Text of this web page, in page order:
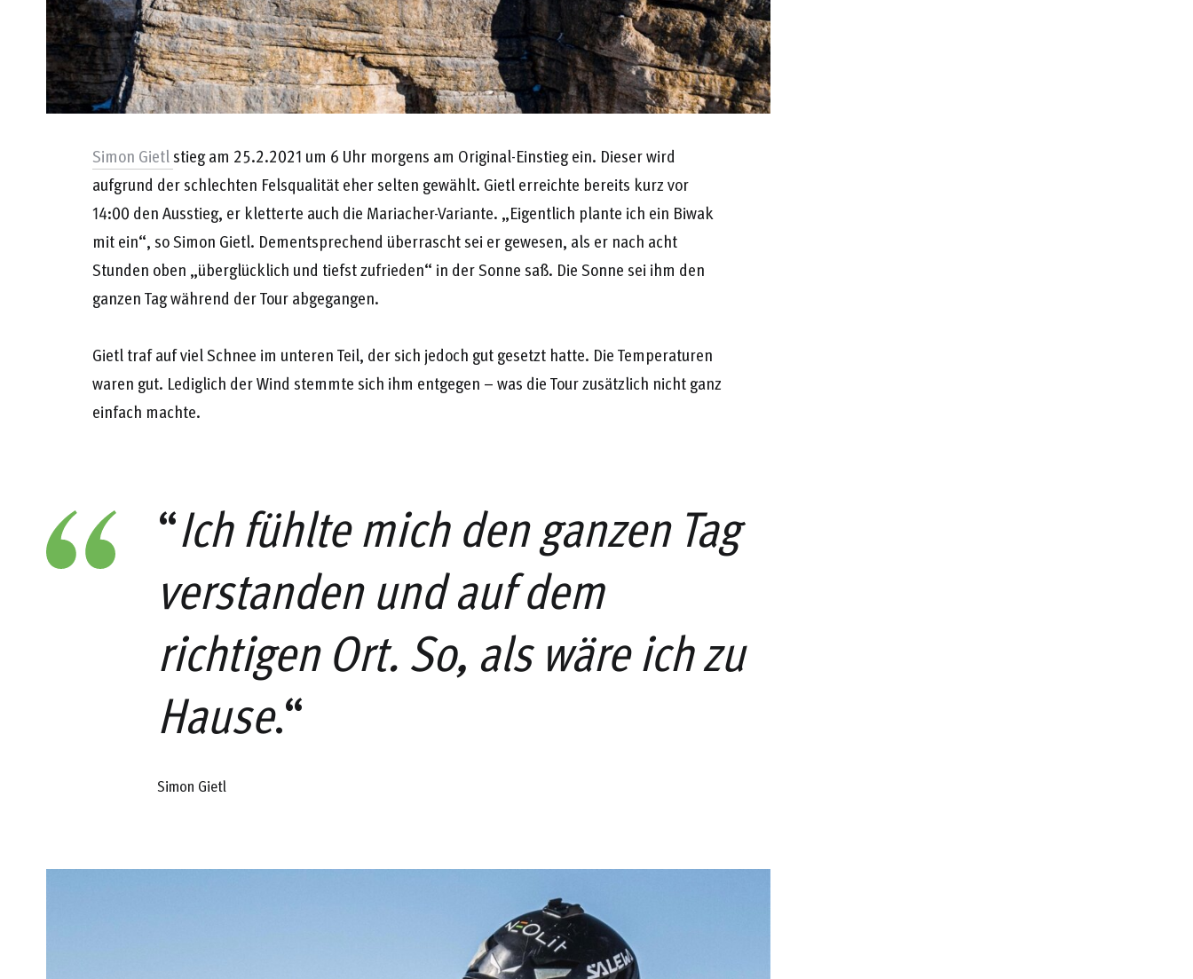
Simon Gietlstieg am 25.2.2021 um 6 Uhr morgens am Original-Einstieg ein. Dieser wird
aufgrund der schlechten Felsqualität eher selten gewählt. Gietl erreichte bereits kurz vor
14:00 den Ausstieg, er kletterte auch die Mariacher-Variante. „Eigentlich plante ich ein Biwak
mit ein“, so Simon Gietl. Dementsprechend überrascht sei er gewesen, als er nach acht
Stunden oben „überglücklich und tiefst zufrieden“ in der Sonne saß. Die Sonne sei ihm den
ganzen Tag während der Tour abgegangen.
Gietl traf auf viel Schnee im unteren Teil, der sich jedoch gut gesetzt hatte. Die Temperaturen
waren gut. Lediglich der Wind stemmte sich ihm entgegen – was die Tour zusätzlich nicht ganz
einfach machte.
“Ich fühlte mich den ganzen Tag
verstanden und auf dem
richtigen Ort. So, als wäre ich zu
Hause.“
Simon Gietl